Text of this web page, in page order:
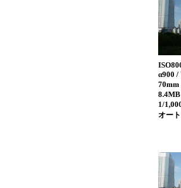
α900 /
70mm
1/
オー